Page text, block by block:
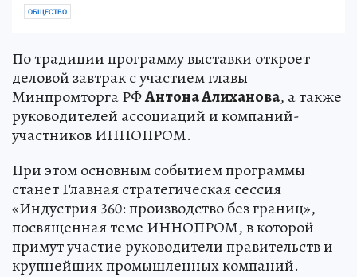
ОБЩЕСТВО
По традиции программу выставки откроет
деловой завтрак с участием главы
Минпромторга РФАнтона Алиханова, а также
руководителей ассоциаций и компаний-
участников ИННОПРОМ.
При этом основным событием программы
станет Главная стратегическая сессия
«Индустрия 360: производство без границ»,
посвященная теме ИННОПРОМ, в которой
примут участие руководители правительств и
крупнейших промышленных компаний.